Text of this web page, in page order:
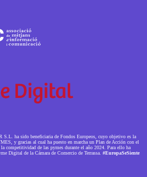
ha sido beneficiaria de Fondos Europeos, cuyo objetivo es la
y gracias al cual ha puesto en marcha un Plan de Acción con el
competitividad de las pymes durante el año 2024. Para ello ha
Digital de la Cámara de Comercio de Terrassa. #EuropaSeSiente